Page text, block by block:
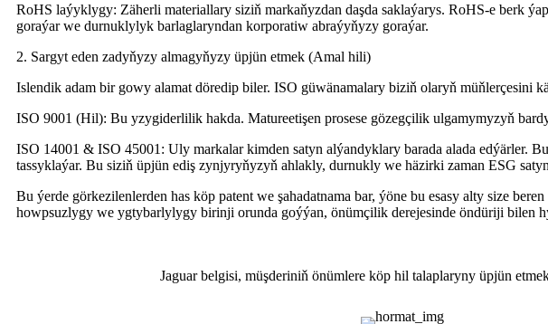
RoHS laýyklygy: Zäherli materiallary siziň markaňyzdan daşda saklaýarys. RoHS-e berk
goraýar we durnuklylyk barlaglaryndan korporatiw abraýyňyzy goraýar.
2. Sargyt eden zadyňyzy almagyňyzy üpjün etmek (Amal hili)
Islendik adam bir gowy alamat döredip biler. ISO güwänamalary biziň olaryň müňlerçesini
ISO 9001 (Hil): Bu yzygiderlilik hakda. Matureetişen prosese gözegçilik ulgamymyzyň
ISO 14001 & ISO 45001: Uly markalar kimden satyn alýandyklary barada alada edýärler.
tassyklaýar. Bu siziň üpjün ediş zynjyryňyzyň ahlakly, durnukly we häzirki zaman ESG
Bu ýerde görkezilenlerden has köp patent we şahadatnama bar, ýöne bu esasy alty size
howpsuzlygy we ygtybarlylygy birinji orunda goýýan, önümçilik derejesinde öndüriji bilen
Jaguar belgisi, müşderiniň önümlere köp hil talaplaryny üpjün